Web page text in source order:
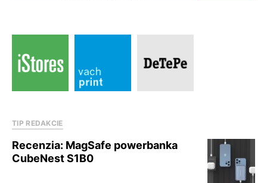
TIP REDAKCIE
Recenzia: MagSafe powerbanka
CubeNest S1B0